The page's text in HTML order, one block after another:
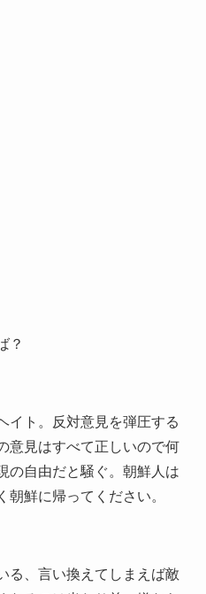
？
イト。反対意見を弾圧する
見はすべて正しいので何
の自由だと騒ぐ。朝鮮人は
鮮に帰ってください。
る、言い換えてしまえば敵